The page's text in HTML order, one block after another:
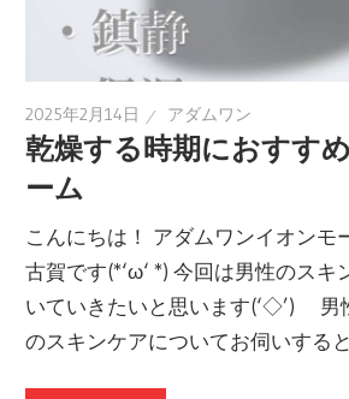
2025年2月14日 アダムワン
乾燥する時期におすす
ーム
こんにちは！ アダムワンイオンモ
古賀です(*‘ω‘ *) 今回は男性のスキ
いていきたいと思います(‘◇’)ゞ 男
のスキンケアについてお伺いすると